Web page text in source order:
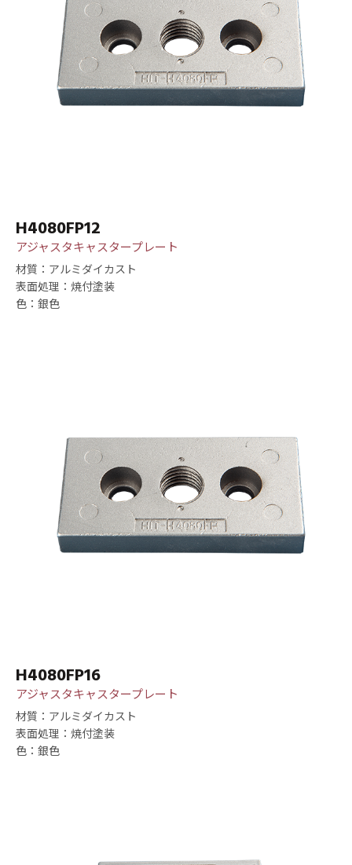
H4080FP12
アジャスタキャスタープレート
材質：アルミダイカスト
表面処理：焼付塗装
色：銀色
H4080FP16
アジャスタキャスタープレート
材質：アルミダイカスト
表面処理：焼付塗装
色：銀色